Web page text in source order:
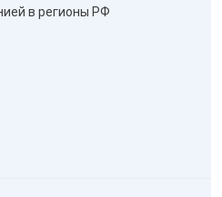
в регионы РФ